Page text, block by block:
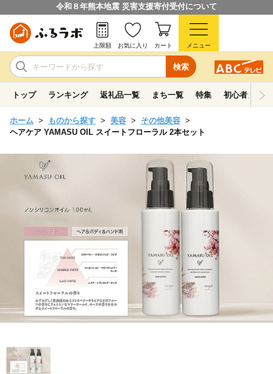
令和８年熊本地震 災害支援寄付受付について
検索
上限額 お気に入り カート メニュー
トップ ランキング 返礼品一覧 まち一覧 特集 初心者ガイド
ホーム ものから探す 美容
その他美容
ヘアケア YAMASU OIL スイートフローラル 2本セット